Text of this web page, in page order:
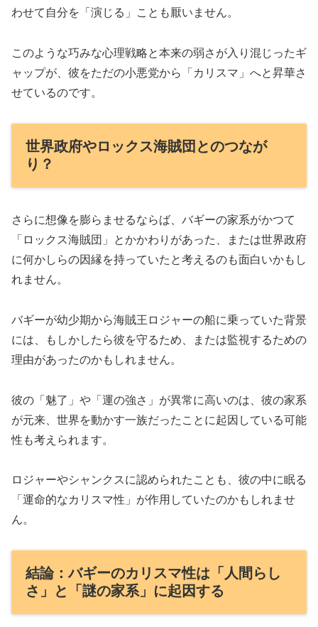
わせて自分を「演じる」ことも厭いません。
このような巧みな心理戦略と本来の弱さが入り混じったギ
ャップが、彼をただの小悪党から「カリスマ」へと昇華さ
せているのです。
世界政府やロックス海賊団とのつなが
り？
さらに想像を膨らませるならば、バギーの家系がかつて
「ロックス海賊団」とかかわりがあった、または世界政府
に何かしらの因縁を持っていたと考えるのも面白いかもし
れません。
バギーが幼少期から海賊王ロジャーの船に乗っていた背景
には、もしかしたら彼を守るため、または監視するための
理由があったのかもしれません。
彼の「魅了」や「運の強さ」が異常に高いのは、彼の家系
が元来、世界を動かす一族だったことに起因している可能
性も考えられます。
ロジャーやシャンクスに認められたことも、彼の中に眠る
「運命的なカリスマ性」が作用していたのかもしれませ
ん。
結論：バギーのカリスマ性は「人間らし
さ」と「謎の家系」に起因する